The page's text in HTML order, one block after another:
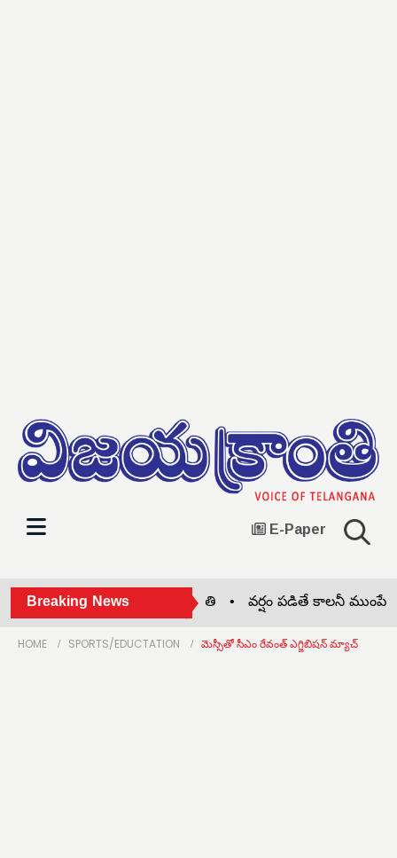
E-Paper
Breaking News
పైపు.. అక్కడికక్కడే వ్యక్తి మృతి • వర్షం పడితే కాలనీ ముంపే…
HOME SPORTS/EDUCTATION మెస్సీతో సీఎం రేవంత్ ఎగ్జిబిషన్ మ్యాచ్